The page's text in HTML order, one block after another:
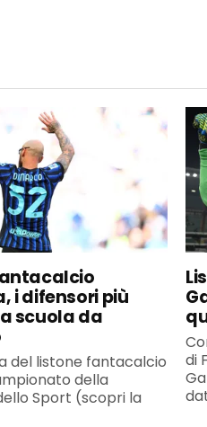
i difensori più
scuola da
del listone fantacalcio
della
Sport (scopri la
di